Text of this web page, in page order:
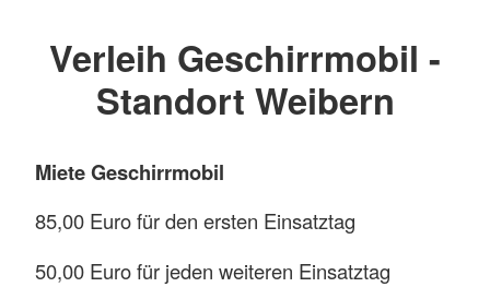
Verleih Geschirrmobil -
Standort Weibern
Miete Geschirrmobil
85,00 Euro für den ersten Einsatztag
50,00 Euro für jeden weiteren Einsatztag